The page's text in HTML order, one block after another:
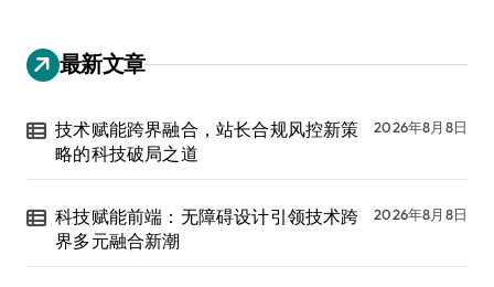
最新文章
技术赋能跨界融合，站长合规风控新策
略的科技破局之道
2026年8月8日
科技赋能前端：无障碍设计引领技术跨
界多元融合新潮
2026年8月8日